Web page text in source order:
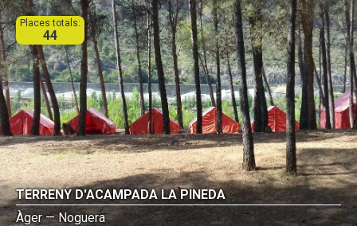
TERRENY D'ACAMPADA LA PINEDA
Àger — Noguera
Places totals:
44